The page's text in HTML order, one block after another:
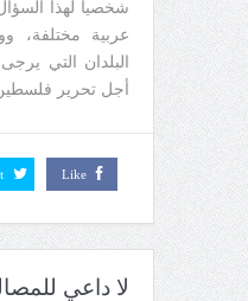
شخصياً لهذا
عربية مختلفة،
البلدان التي
أجل تحرير
Like
لا داعي